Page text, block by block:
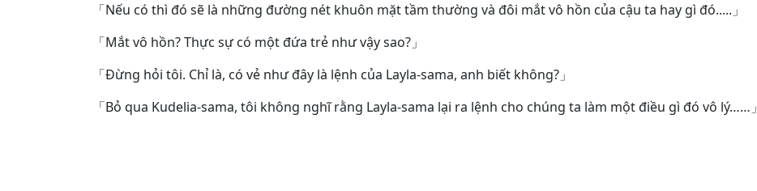
「Nếu có thì đó sẽ là những đường nét khuôn mặt tầm thường và đôi mắt vô hồn của cậu ta hay gì đó.....」
「Mắt vô hồn? Thực sự có một đứa trẻ như vậy sao?」
「Đừng hỏi tôi. Chỉ là, có vẻ như đây là lệnh của Layla-sama, anh biết không?」
「Bỏ qua Kudelia-sama, tôi không nghĩ rằng Layla-sama lại ra lệnh cho chúng ta làm một điều gì đó vô lý……」